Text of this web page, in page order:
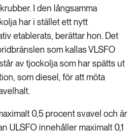
I den långsamma
har i stället ett nytt
etablerats, berättar hon. Det
som kallas VLSFO
av tjockolja som har spätts ut
som diesel, för att möta
0,5 procent svavel och är
ULSFO innehåller maximalt 0,1